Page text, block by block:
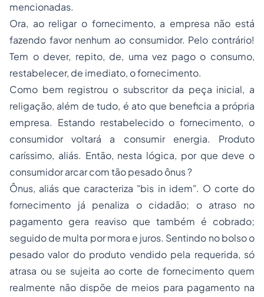
mencionadas.
Ora, ao religar o fornecimento, a empresa não está
fazendo favor nenhum ao consumidor. Pelo contrário!
Tem o dever, repito, de, uma vez pago o consumo,
restabelecer, de imediato, o fornecimento.
Como bem registrou o subscritor da peça inicial, a
religação, além de tudo, é ato que beneficia a própria
empresa. Estando restabelecido o fornecimento, o
consumidor voltará a consumir energia. Produto
caríssimo, aliás. Então, nesta lógica, por que deve o
consumidor arcar com tão pesado ônus ?
Ônus, aliás que caracteriza "bis in idem". O corte do
fornecimento já penaliza o cidadão; o atraso no
pagamento gera reaviso que também é cobrado;
seguido de multa por mora e juros. Sentindo no bolso o
pesado valor do produto vendido pela requerida, só
atrasa ou se sujeita ao corte de fornecimento quem
realmente não dispõe de meios para pagamento na